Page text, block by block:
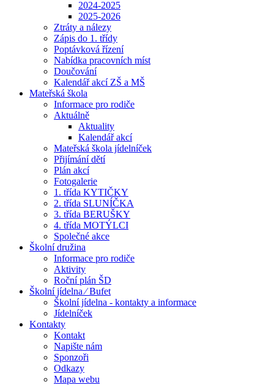
2024-2025
2025-2026
Ztráty a nálezy
Zápis do 1. třídy
Poptávková řízení
Nabídka pracovních míst
Doučování
Kalendář akcí ZŠ a MŠ
Mateřská škola
Informace pro rodiče
Aktuálně
Aktuality
Kalendář akcí
Mateřská škola jídelníček
Přijímání dětí
Plán akcí
Fotogalerie
1. třída KYTIČKY
2. třída SLUNÍČKA
3. třída BERUŠKY
4. třída MOTÝLCI
Společné akce
Školní družina
Informace pro rodiče
Aktivity
Roční plán ŠD
Školní jídelna ⁄ Bufet
Školní jídelna - kontakty a informace
Jídelníček
Kontakty
Kontakt
Napište nám
Sponzoři
Odkazy
Mapa webu